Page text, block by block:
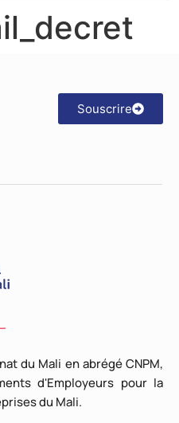
Souscrire
du Mali en abrégé CNPM,
d'Employeurs pour la
du Mali.